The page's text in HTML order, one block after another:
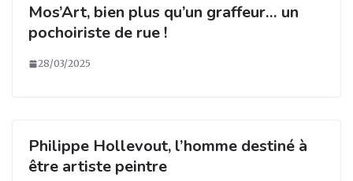
Mos’Art, bien plus qu’un graffeur… un
pochoiriste de rue !
28/03/2025
Philippe Hollevout, l’homme destiné à
être artiste peintre